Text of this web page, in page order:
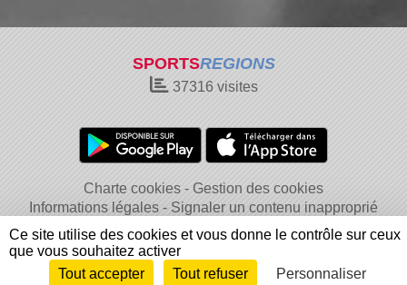
SPORTSREGIONS
37316visites
Charte cookies
Gestion des cookies
Informations légales
Signaler un contenu inapproprié
Envie de participer ? Connexion
Ce site utilise des cookies et vous donne le contrôle sur ceux
que vous souhaitez activer
Tout accepter
Tout refuser Personnaliser